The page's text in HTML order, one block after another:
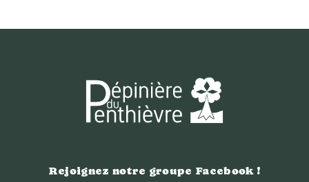
Rejoignez notre groupe Facebook !